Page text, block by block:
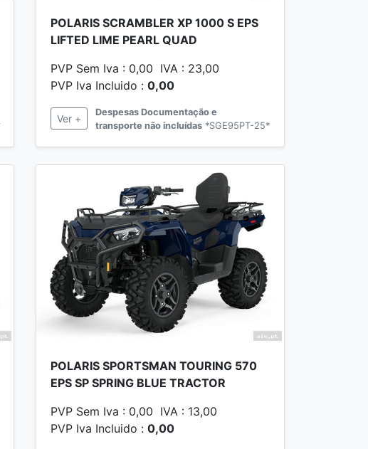
POLARIS SCRAMBLER XP 1000 S EPS
LIFTED LIME PEARL QUAD
PVP Sem Iva : 0,00 IVA : 23,00
PVP Iva Incluido : 0,00
Ver +
Despesas Documentação e
transporte não incluídas *SGE95PT-25*
POLARIS SPORTSMAN TOURING 570
EPS SP SPRING BLUE TRACTOR
PVP Sem Iva : 0,00 IVA : 13,00
PVP Iva Incluido : 0,00